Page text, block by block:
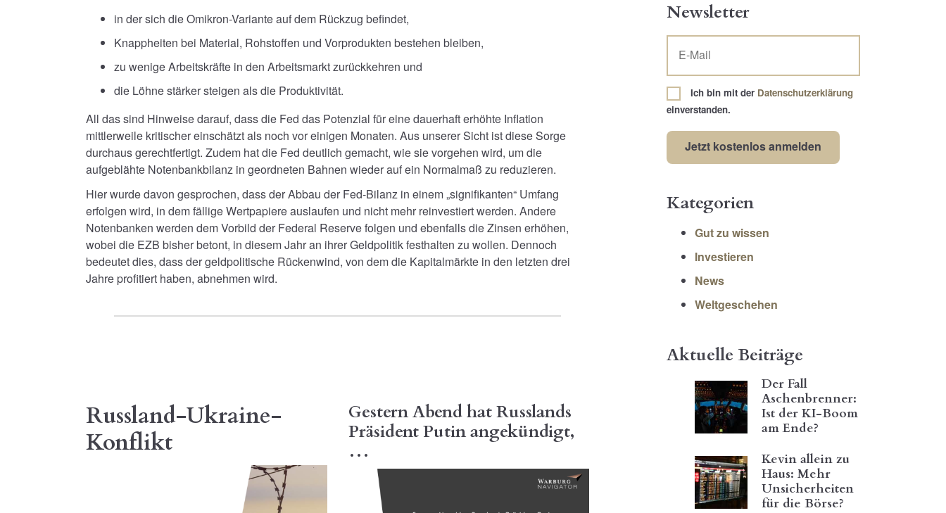
in der sich die Omikron-Variante auf dem Rückzug befindet,
Knappheiten bei Material, Rohstoffen und Vorprodukten bestehen bleiben,
zu wenige Arbeitskräfte in den Arbeitsmarkt zurückkehren und
die Löhne stärker steigen als die Produktivität.
All das sind Hinweise darauf, dass die Fed das Potenzial für eine dauerhaft erhöhte Inflation
mittlerweile kritischer einschätzt als noch vor einigen Monaten. Aus unserer Sicht ist diese Sorge
durchaus gerechtfertigt. Zudem hat die Fed deutlich gemacht, wie sie vorgehen wird, um die
aufgeblähte Notenbankbilanz in geordneten Bahnen wieder auf ein Normalmaß zu reduzieren.
Hier wurde davon gesprochen, dass der Abbau der Fed-Bilanz in einem „signifikanten“ Umfang
erfolgen wird, in dem fällige Wertpapiere auslaufen und nicht mehr reinvestiert werden. Andere
Notenbanken werden dem Vorbild der Federal Reserve folgen und ebenfalls die Zinsen erhöhen,
wobei die EZB bisher betont, in diesem Jahr an ihrer Geldpolitik festhalten zu wollen. Dennoch
bedeutet dies, dass der geldpolitische Rückenwind, von dem die Kapitalmärkte in den letzten drei
Jahre profitiert haben, abnehmen wird.
Russland-Ukraine-
Konflikt
Gestern Abend hat Russlands
Präsident Putin angekündigt,
…
Die gesamte
Einschätzung lesen Sie
Newsletter
Ich bin mit der Datenschutzerklärung
einverstanden.
Kategorien
Gut zu wissen
Investieren
News
Weltgeschehen
Aktuelle Beiträge
Der Fall
Aschenbrenner:
Ist der KI-Boom
am Ende?
Kevin allein zu
Haus: Mehr
Unsicherheiten
für die Börse?